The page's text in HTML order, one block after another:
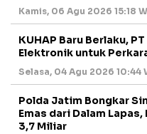
Kamis, 06 Agu 2026 15:18
KUHAP Baru Berlaku,
Elektronik untuk
Selasa, 04 Agu 2026 10:44
Polda Jatim Bongkar
Emas dari Dalam
3,7 Miliar